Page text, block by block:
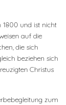
1800 und ist nicht
auf die
die sich
beziehen sich
Christus
zum